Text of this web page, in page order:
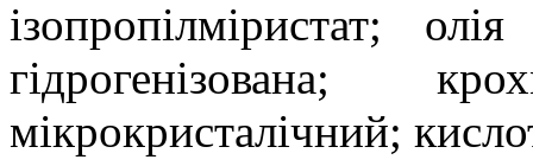
ізопропілміристат;
гідрогенізована;
мікрокристалічний;